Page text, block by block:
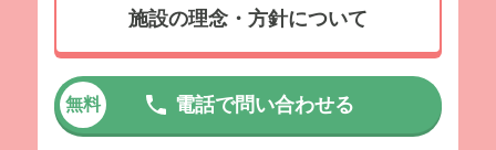
施設の理念・方針について
無料 電話で問い合わせる